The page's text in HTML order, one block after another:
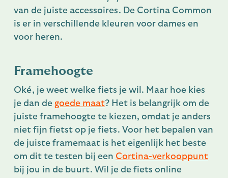
van de juiste accessoires. De Cortina Common
is er in verschillende kleuren voor dames en
voor heren.
Framehoogte
Oké, je weet welke fiets je wil. Maar hoe kies
je dan de goede maat? Het is belangrijk om de
juiste framehoogte te kiezen, omdat je anders
niet fijn fietst op je fiets. Voor het bepalen van
de juiste framemaat is het eigenlijk het beste
om dit te testen bij een Cortina-verkooppunt
bij jou in de buurt. Wil je de fiets online